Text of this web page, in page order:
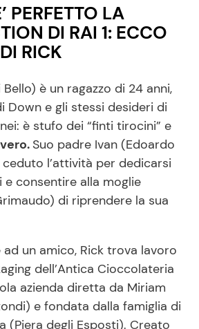
PERFETTO LA
DI RAI 1: ECCO
RICK
è un ragazzo di 24 anni,
Down e gli stessi desideri di
è stufo dei “finti tirocini” e
Suo padre Ivan (Edoardo
l’attività per dedicarsi
e consentire alla moglie
di riprendere la sua
ad un amico, Rick trova lavoro
dell’Antica Cioccolateria
azienda diretta da Miriam
e fondata dalla famiglia di
(Piera degli Esposti). Creato